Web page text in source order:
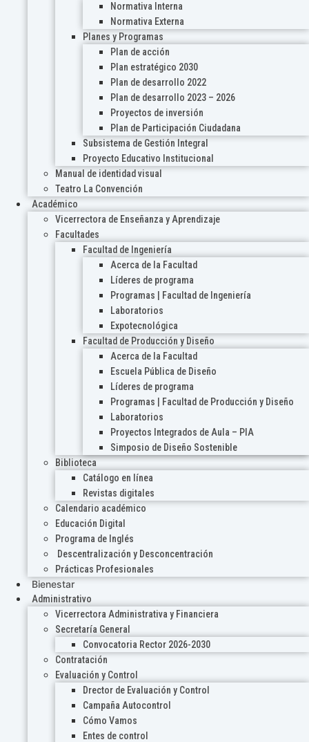
Normativa Interna
Normativa Externa
Planes y Programas
Plan de acción
Plan estratégico 2030
Plan de desarrollo 2022
Plan de desarrollo 2023 – 2026
Proyectos de inversión
Plan de Participación Ciudadana
Subsistema de Gestión Integral
Proyecto Educativo Institucional
Manual de identidad visual
Teatro La Convención
Académico
Vicerrectora de Enseñanza y Aprendizaje
Facultades
Facultad de Ingeniería
Acerca de la Facultad
Líderes de programa
Programas | Facultad de Ingeniería
Laboratorios
Expotecnológica
Facultad de Producción y Diseño
Acerca de la Facultad
Escuela Pública de Diseño
Líderes de programa
Programas | Facultad de Producción y Diseño
Laboratorios
Proyectos Integrados de Aula – PIA
Simposio de Diseño Sostenible
Biblioteca
Catálogo en línea
Revistas digitales
Calendario académico
Educación Digital
Programa de Inglés
Descentralización y Desconcentración
Prácticas Profesionales
Bienestar
Administrativo
Vicerrectora Administrativa y Financiera
Secretaría General
Convocatoria Rector 2026-2030
Contratación
Evaluación y Control
Drector de Evaluación y Control
Campaña Autocontrol
Cómo Vamos
Entes de control